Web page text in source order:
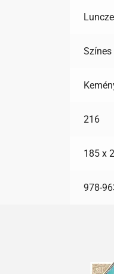
Színes
216
185 x
978-